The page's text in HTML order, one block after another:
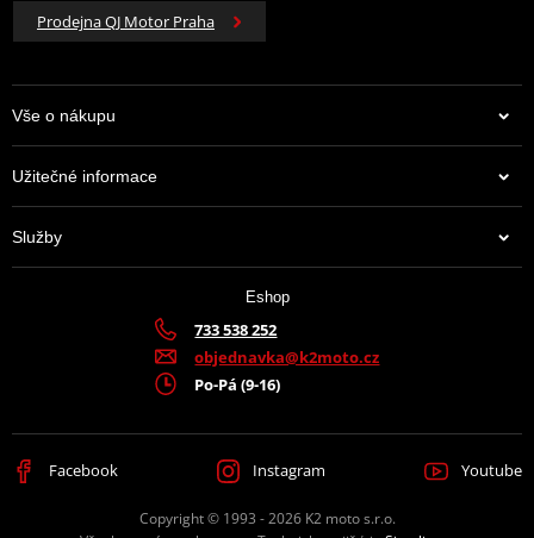
Prodejna QJ Motor Praha
Vše o nákupu
Užitečné informace
Služby
Eshop
733 538 252
objednavka@k2moto.cz
Po-Pá (9-16)
Facebook Instagram Youtube
Copyright © 1993 - 2026 K2 moto s.r.o.